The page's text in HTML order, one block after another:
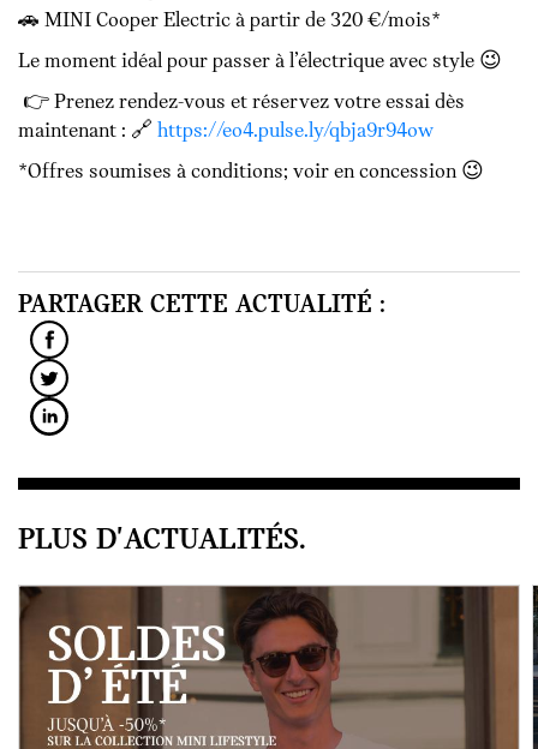
🚗 MINI Cooper Electric à partir de 320 €/mois*
Le moment idéal pour passer à l’électrique avec style 😉
👉 Prenez rendez-vous et réservez votre essai dès
maintenant : 🔗 https://eo4.pulse.ly/qbja9r94ow
*Offres soumises à conditions; voir en concession 😉
PARTAGER CETTE ACTUALITÉ :
PLUS D'ACTUALITÉS.